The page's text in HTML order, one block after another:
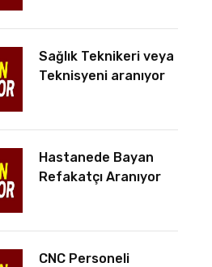
Sağlık Teknikeri veya
Teknisyeni aranıyor
Hastanede Bayan
Refakatçı Aranıyor
CNC Personeli